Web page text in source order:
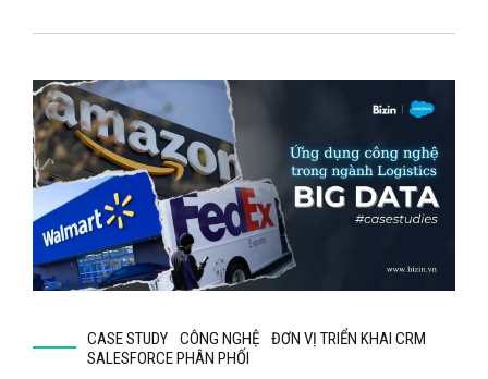
CASE STUDY CÔNG NGHỆ
ĐƠN VỊ TRIỂN KHAI CRM
SALESFORCE PHÂN PHỐI